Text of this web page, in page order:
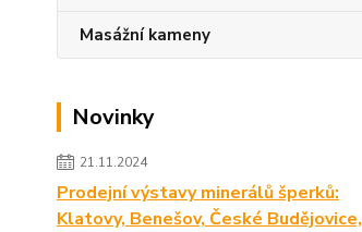
Masážní kameny
Novinky
21.11.2024
Prodejní výstavy minerálů šperků:
Klatovy, Benešov, České Budějovice,